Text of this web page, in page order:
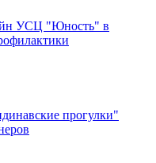
УСЦ "Юность" в
прогулки"